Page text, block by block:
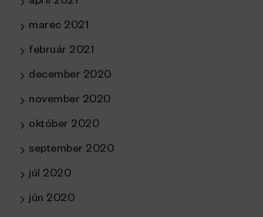
marec 2021
február 2021
december 2020
november 2020
október 2020
september 2020
júl 2020
jún 2020